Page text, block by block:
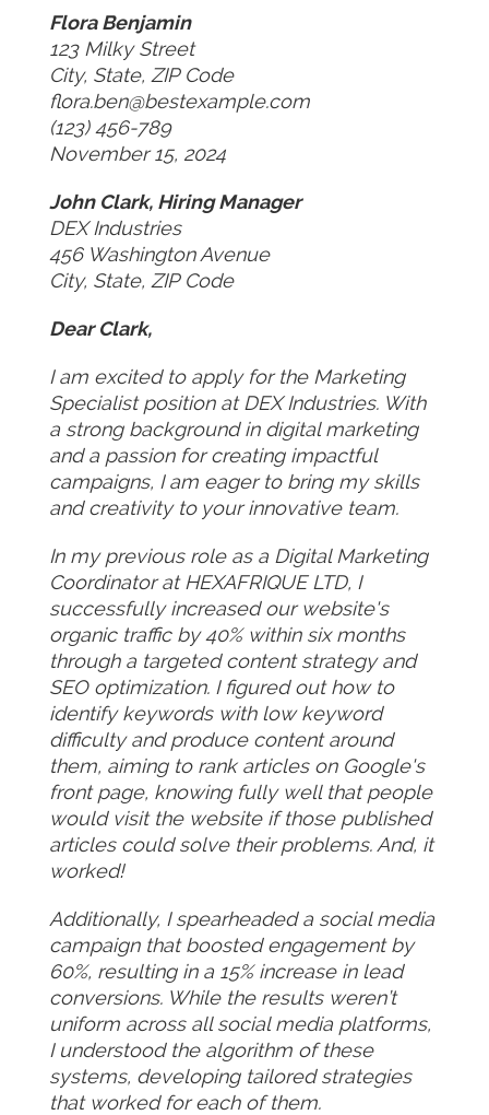
Flora Benjamin
123 Milky Street
City, State, ZIP Code
flora.ben@bestexample.com
(123) 456-789
November 15, 2024
John Clark, Hiring Manager
DEX Industries
456 Washington Avenue
City, State, ZIP Code
Dear Clark,
I am excited to apply for the Marketing
Specialist position at DEX Industries. With
a strong background in digital marketing
and a passion for creating impactful
campaigns, I am eager to bring my skills
and creativity to your innovative team.
In my previous role as a Digital Marketing
Coordinator at HEXAFRIQUE LTD, I
successfully increased our website's
organic traffic by 40% within six months
through a targeted content strategy and
SEO optimization. I figured out how to
identify keywords with low keyword
difficulty and produce content around
them, aiming to rank articles on Google's
front page, knowing fully well that people
would visit the website if those published
articles could solve their problems. And, it
worked!
Additionally, I spearheaded a social media
campaign that boosted engagement by
60%, resulting in a 15% increase in lead
conversions. While the results weren’t
uniform across all social media platforms,
I understood the algorithm of these
systems, developing tailored strategies
that worked for each of them.